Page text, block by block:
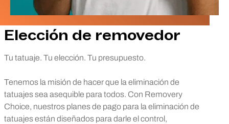
Elección de removedor
Tu tatuaje. Tu elección. Tu presupuesto.
Tenemos la misión de hacer que la eliminación de
tatuajes sea asequible para todos. Con Removery
Choice, nuestros planes de pago para la eliminación de
tatuajes están diseñados para darle el control,